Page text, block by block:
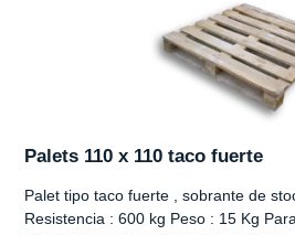
Palets 110 x 110 taco fuerte
Palet tipo taco fuerte , sobrante de
Resistencia : 600 kg Peso : 15 Kg